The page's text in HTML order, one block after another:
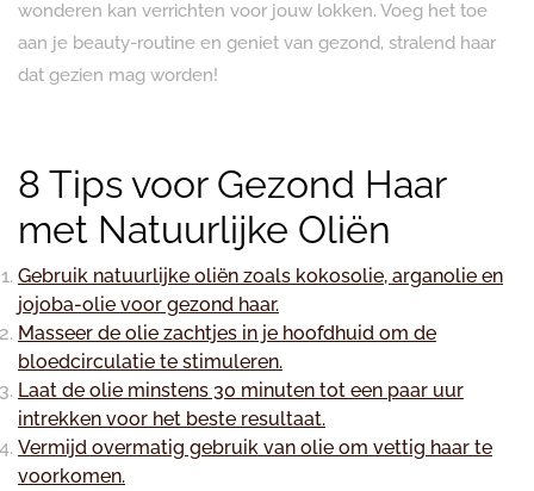
wonderen kan verrichten voor jouw lokken. Voeg het toe
aan je beauty-routine en geniet van gezond, stralend haar
dat gezien mag worden!
8 Tips voor Gezond Haar
met Natuurlijke Oliën
Gebruik natuurlijke oliën zoals kokosolie, arganolie en
jojoba-olie voor gezond haar.
Masseer de olie zachtjes in je hoofdhuid om de
bloedcirculatie te stimuleren.
Laat de olie minstens 30 minuten tot een paar uur
intrekken voor het beste resultaat.
Vermijd overmatig gebruik van olie om vettig haar te
voorkomen.